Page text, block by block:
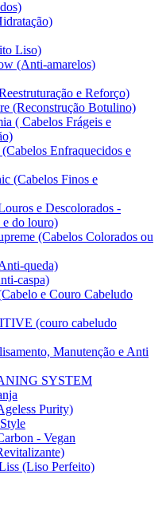
Liso)
(Anti-amarelos)
e Reforço)
(Reconstrução Botulino)
( Cabelos Frágeis e
Enfraquecidos e
(Cabelos Finos e
e Descolorados -
do louro)
(Cabelos Colorados ou
queda)
caspa)
e Couro Cabeludo
(couro cabeludo
Manutenção e Anti
SYSTEM
Purity)
- Vegan
(Liso Perfeito)